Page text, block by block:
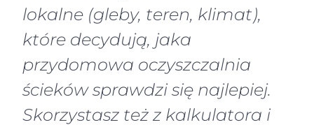
lokalne (gleby, teren, klimat),
które decydują, jaka
przydomowa oczyszczalnia
ścieków sprawdzi się najlepiej.
Skorzystasz też z kalkulatora i